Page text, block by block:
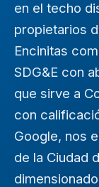
en el techo
propietarios
Encinitas
SDG&E con
que sirve a
con
Google, nos
de la Ciudad